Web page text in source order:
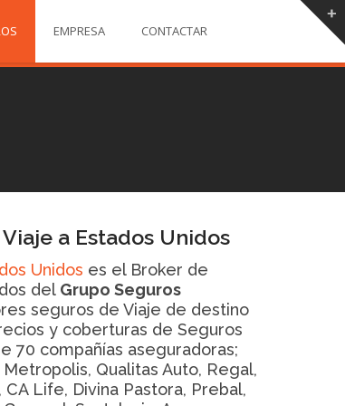
EMPRESA CONTACTAR
a Estados Unidos
Unidos es el Broker de
del Grupo Seguros
seguros de Viaje de destino
y coberturas de Seguros
70 compañías aseguradoras;
Qualitas Auto, Regal,
Life, Divina Pastora, Prebal,